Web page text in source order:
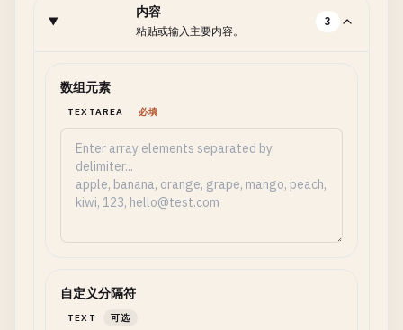
内容
粘贴或输入主要内容。
3
数组元素
TEXTAREA 必填
自定义分隔符
TEXT 可选